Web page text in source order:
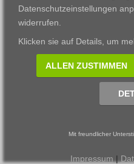
© 2002 - 2026 Materna
Datenschutzeinstellungen
widerrufen.
Klicken sie auf Details, um
ALLEN ZUSTIMMEN
Mit freundlicher
Impressum |